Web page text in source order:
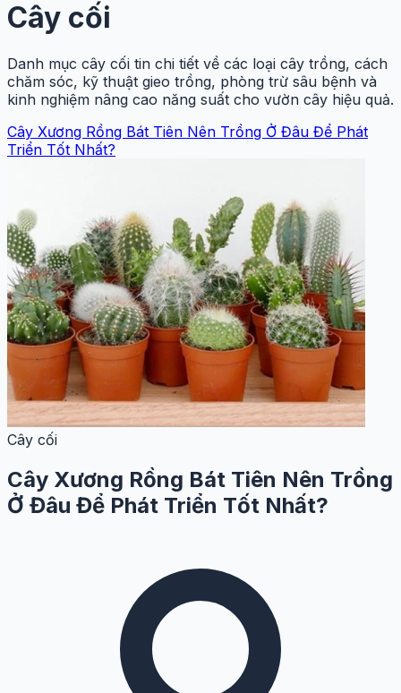
Cây cối
Danh mục cây cối tin chi tiết về các loại cây trồng, cách
chăm sóc, kỹ thuật gieo trồng, phòng trừ sâu bệnh và
kinh nghiệm nâng cao năng suất cho vườn cây hiệu quả.
Cây Xương Rồng Bát Tiên Nên Trồng Ở Đâu Để Phát
Triển Tốt Nhất?
Cây cối
Cây Xương Rồng Bát Tiên Nên Trồng
Ở Đâu Để Phát Triển Tốt Nhất?